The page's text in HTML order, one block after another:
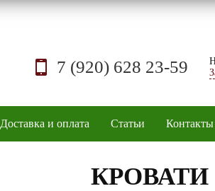
7 (920) 628 23-59
Доставка и оплата Статьи Контакты